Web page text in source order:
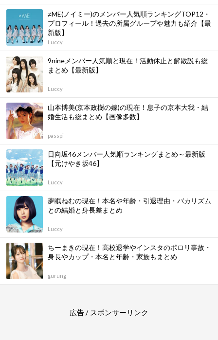
≠ME(ノイミー)のメンバー人気順ランキングTOP12・
プロフィール！過去の所属グループや魅力も紹介【最
新版】
Luccy
9nineメンバー人気順と現在！活動休止と解散説も総
まとめ【最新版】
Luccy
山本博美(京本政樹の嫁)の現在！息子の京本大我・結
婚生活も総まとめ【画像多数】
passpi
日向坂46メンバー人気順ランキングまとめ～最新版
【元けやき坂46】
Luccy
夢眠ねむの現在！本名や年齢・引退理由・バカリズム
との結婚と身長差まとめ
Luccy
ちーまきの現在！高校退学やインスタのポロリ事故・
身長やカップ・本名と年齢・家族もまとめ
gurung
広告 / スポンサーリンク